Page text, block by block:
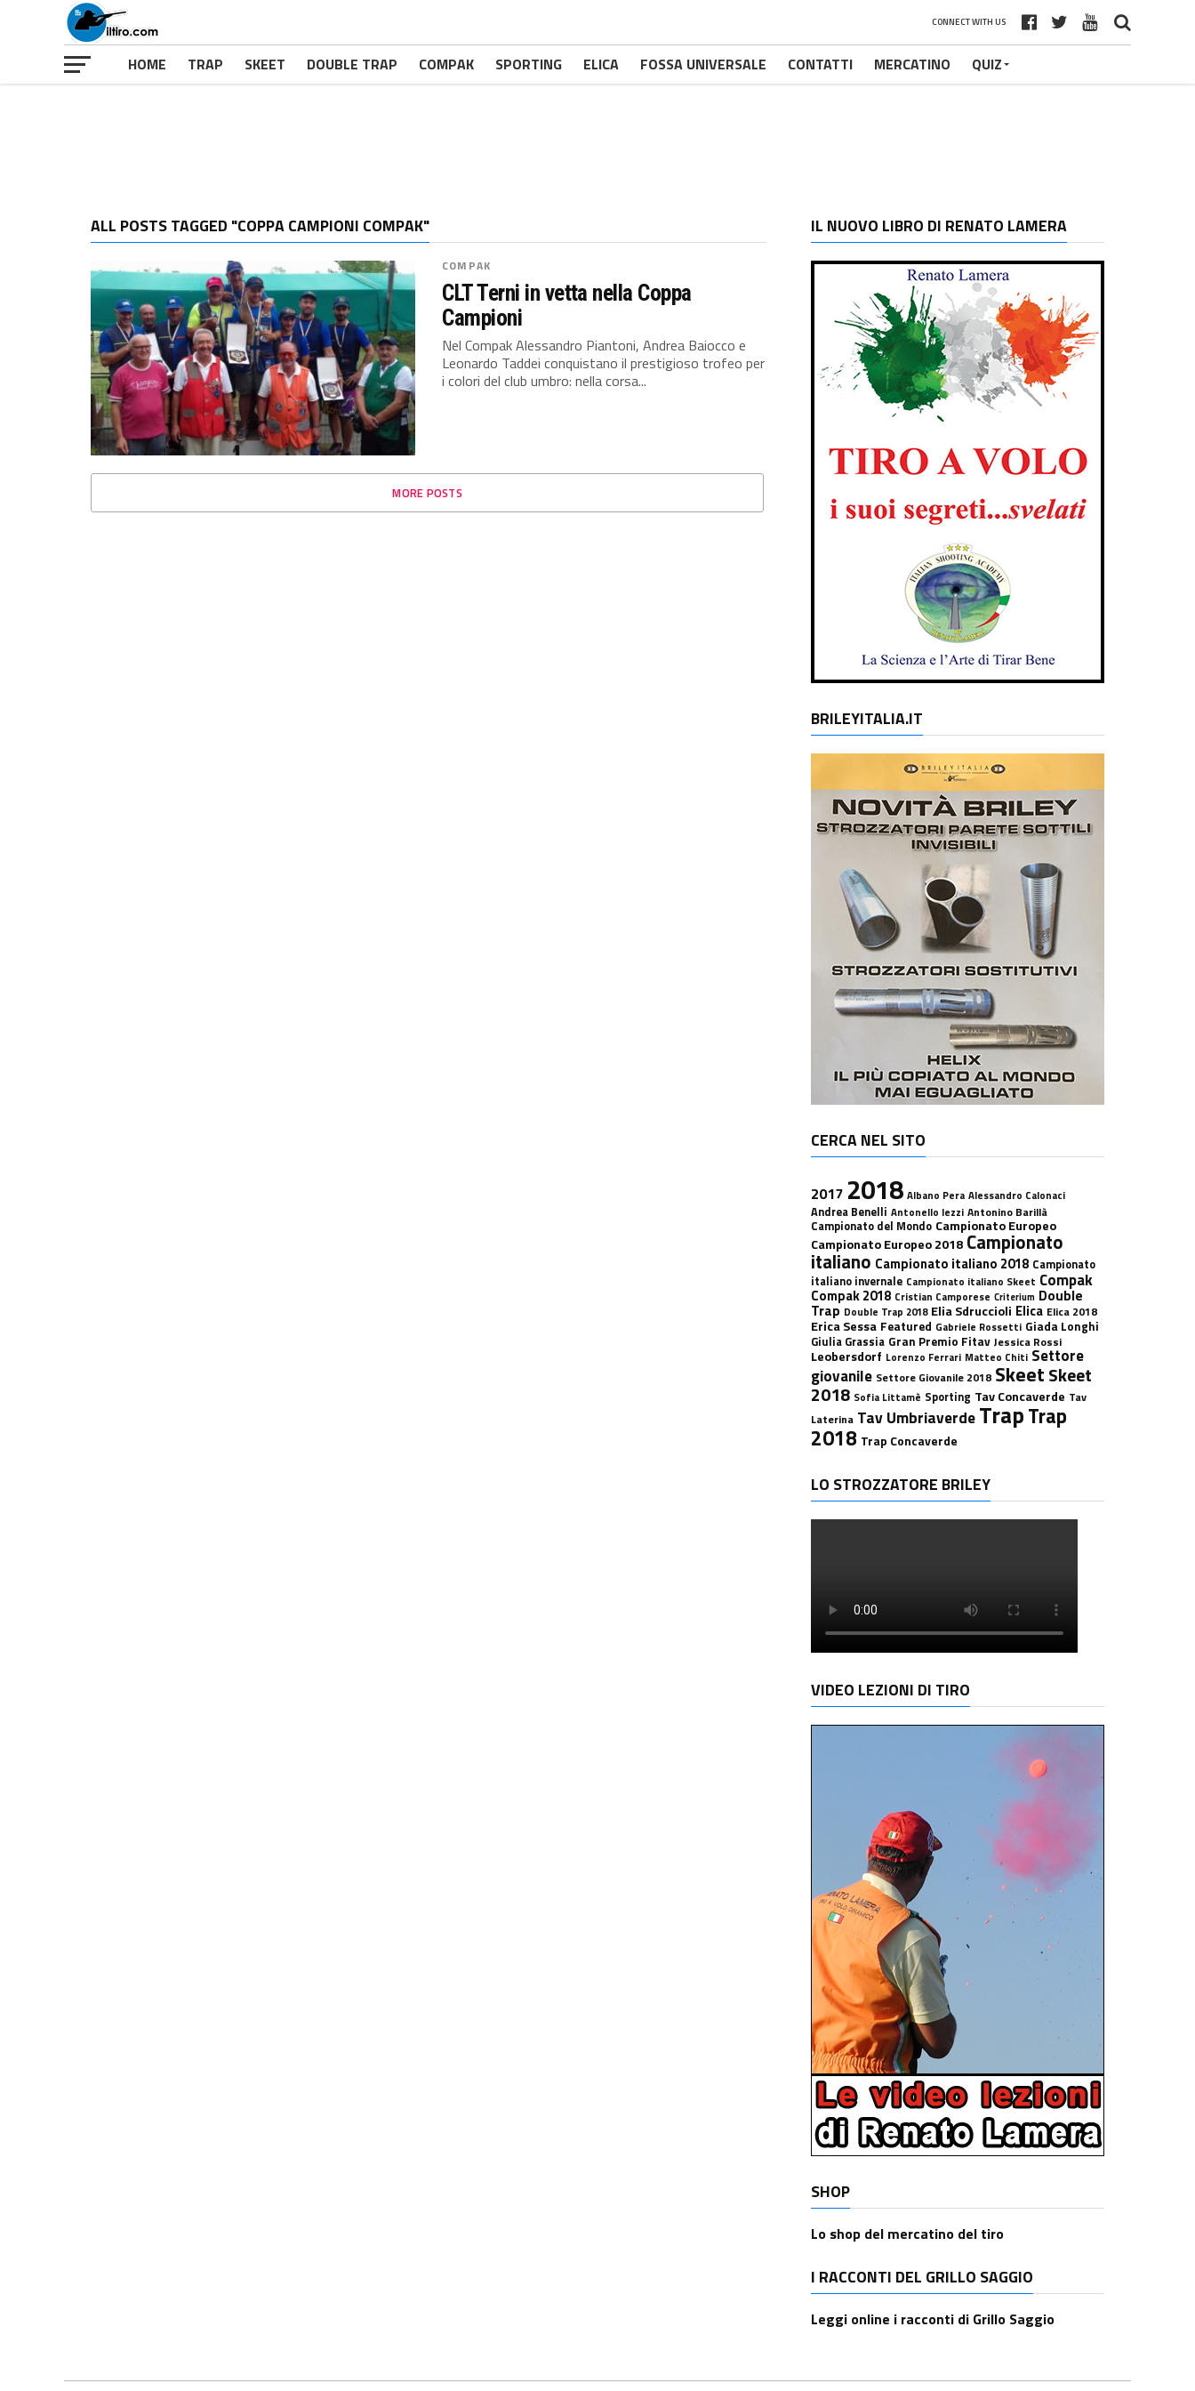
CONNECT WITH US
HOME TRAP SKEET DOUBLE TRAP COMPAK SPORTING ELICA FOSSA UNIVERSALE CONTATTI MERCATINO QUIZ
ALL POSTS TAGGED "COPPA CAMPIONI COMPAK"
COMPAK
CLT Terni in vetta nella Coppa
Campioni
Nel Compak Alessandro Piantoni, Andrea Baiocco e
Leonardo Taddei conquistano il prestigioso trofeo per
i colori del club umbro: nella corsa...
MORE POSTS
IL NUOVO LIBRO DI RENATO LAMERA
BRILEYITALIA.IT
CERCA NEL SITO
2017 2018 Albano Pera Alessandro Calonaci
Andrea Benelli Antonello Iezzi Antonino Barillà
Campionato del Mondo Campionato Europeo
Campionato Europeo 2018 Campionato
italiano Campionato italiano 2018 Campionato
italiano invernale Campionato italiano Skeet Compak
Compak 2018 Cristian Camporese Criterium Double
Trap Double Trap 2018 Elia Sdruccioli Elica Elica 2018
Erica Sessa Featured Gabriele Rossetti Giada Longhi
Giulia Grassia Gran Premio Fitav Jessica Rossi
Leobersdorf Lorenzo Ferrari Matteo Chiti Settore
giovanile Settore Giovanile 2018 SkeetSkeet
2018 Sofia Littamè Sporting Tav Concaverde Tav
Laterina Tav UmbriaverdeTrapTrap
2018 Trap Concaverde
LO STROZZATORE BRILEY
VIDEO LEZIONI DI TIRO
SHOP
Lo shop del mercatino del tiro
I RACCONTI DEL GRILLO SAGGIO
Leggi online i racconti di Grillo Saggio